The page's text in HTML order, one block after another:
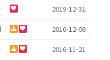
지 리뉴얼!! 2019-12-31
동북아 청년 통일캠프 (통일교육협의회) 2016-12-08
시총회 연기의 건 2016-11-21